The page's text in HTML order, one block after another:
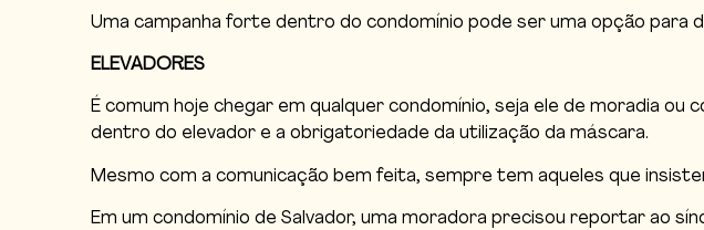
Uma campanha forte dentro do condomínio pode ser uma opção para
ELEVADORES
É comum hoje chegar em qualquer condomínio, seja ele de moradia
dentro do elevador e a obrigatoriedade da utilização da máscara.
Mesmo com a comunicação bem feita, sempre tem aqueles que
Em um condomínio de Salvador, uma moradora precisou reportar ao